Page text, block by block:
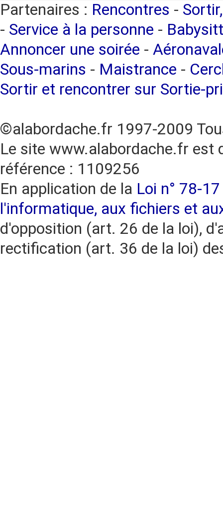
Partenaires : Rencontres -
- Service à la personne -
Annoncer une soirée -
Sous-marins - Maistrance -
Sortir et rencontrer sur Sortie-
©alabordache.fr 1997-2009
Le site www.alabordache.fr est
référence : 1109256
En application de la Loi n° 78-
l'informatique, aux fichiers et
d'opposition (art. 26 de la loi),
rectification (art. 36 de la loi)